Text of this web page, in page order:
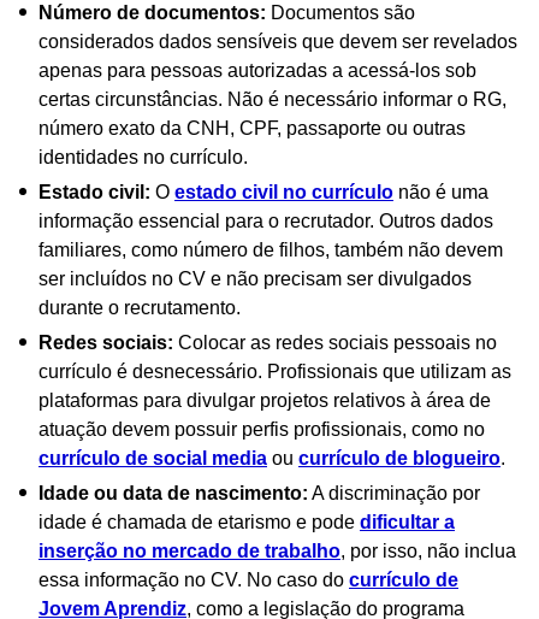
Número de documentos: Documentos são
considerados dados sensíveis que devem ser revelados
apenas para pessoas autorizadas a acessá-los sob
certas circunstâncias. Não é necessário informar o RG,
número exato da CNH, CPF, passaporte ou outras
identidades no currículo.
Estado civil: O estado civil no currículo não é uma
informação essencial para o recrutador. Outros dados
familiares, como número de filhos, também não devem
ser incluídos no CV e não precisam ser divulgados
durante o recrutamento.
Redes sociais: Colocar as redes sociais pessoais no
currículo é desnecessário. Profissionais que utilizam as
plataformas para divulgar projetos relativos à área de
atuação devem possuir perfis profissionais, como no
currículo de social media ou currículo de blogueiro.
Idade ou data de nascimento: A discriminação por
idade é chamada de etarismo e pode dificultar a
inserção no mercado de trabalho, por isso, não inclua
essa informação no CV. No caso do currículo de
Jovem Aprendiz, como a legislação do programa